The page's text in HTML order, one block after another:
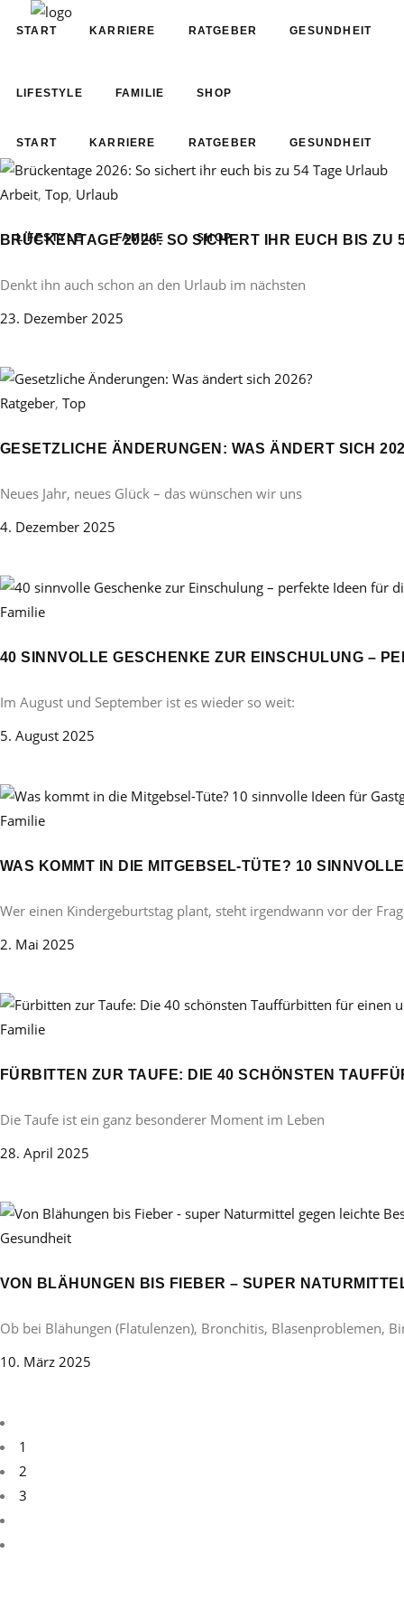
START KARRIERE RATGEBER GESUNDHEIT
LIFESTYLE FAMILIE SHOP
START KARRIERE RATGEBER GESUNDHEIT
LIFESTYLE FAMILIE SHOP
Arbeit, Top, Urlaub
BRÜCKENTAGE 2026: SO SICHERT IHR EUCH BIS ZU
Denkt ihn auch schon an den Urlaub im nächsten
23. Dezember 2025
Ratgeber, Top
GESETZLICHE ÄNDERUNGEN: WAS ÄNDERT SICH
Neues Jahr, neues Glück – das wünschen wir uns
4. Dezember 2025
Familie
40 SINNVOLLE GESCHENKE ZUR EINSCHULUNG –
Im August und September ist es wieder so weit:
5. August 2025
Familie
WAS KOMMT IN DIE MITGEBSEL-TÜTE? 10
Wer einen Kindergeburtstag plant, steht irgendwann vor der
2. Mai 2025
Familie
FÜRBITTEN ZUR TAUFE: DIE 40 SCHÖNSTEN
Die Taufe ist ein ganz besonderer Moment im Leben
28. April 2025
Gesundheit
VON BLÄHUNGEN BIS FIEBER – SUPER
Ob bei Blähungen (Flatulenzen), Bronchitis, Blasenproblemen,
10. März 2025
1
2
3